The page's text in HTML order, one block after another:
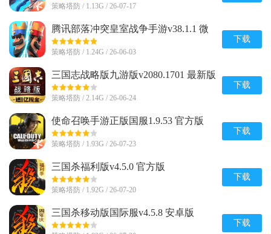
策略塔防 / 1.13G / 26-07-17
腾讯部落冲突皇室战争手游v38.1.1 微
信qq一键登录版
策略塔防 / 1.24G / 26-06-03
下载
三国志战略版九游版v2080.1701 最新版
策略塔防 / 2.14G / 26-06-24
下载
使命召唤手游正版国服1.9.53 官方版
策略塔防 / 1.93G / 26-07-23
下载
三国杀福利版v4.5.0 官方版
策略塔防 / 1.92G / 26-07-20
下载
三国杀移动版国际服v4.5.8 安卓版
下载